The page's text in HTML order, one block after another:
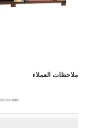
ملاحظات العملاء